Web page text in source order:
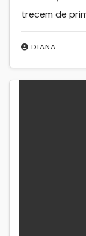
DIANA
trecem de